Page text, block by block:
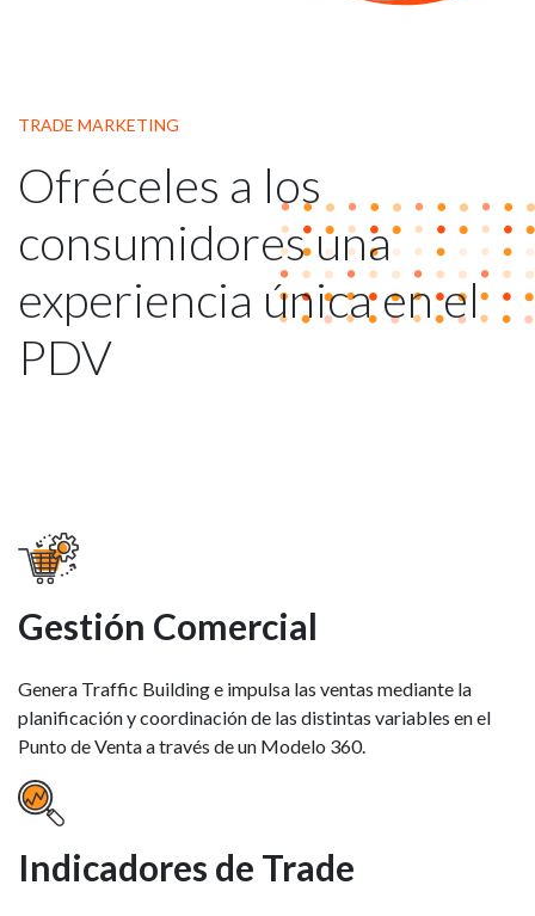
TRADE MARKETING
Ofréceles a los
consumidores una
experiencia única en el
PDV
Gestión Comercial
Genera Traffic Building e impulsa las ventas mediante la
planificación y coordinación de las distintas variables en el
Punto de Venta a través de un Modelo 360.
Indicadores de Trade